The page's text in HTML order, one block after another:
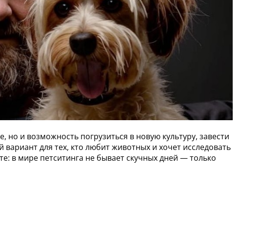
и возможность погрузиться в новую культуру, завести
для тех, кто любит животных и хочет исследовать
в мире петситинга не бывает скучных дней — только